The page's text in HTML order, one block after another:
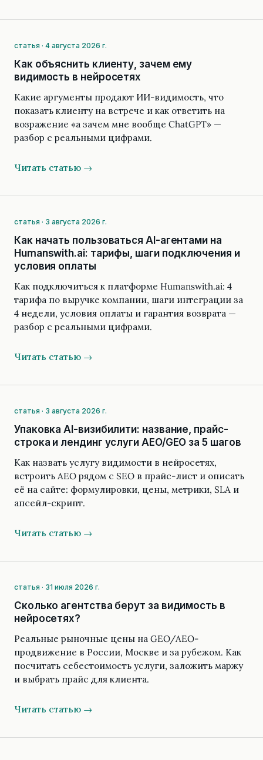
статья · 4 августа 2026 г.
Как объяснить клиенту, зачем ему
видимость в нейросетях
Какие аргументы продают ИИ-видимость, что
показать клиенту на встрече и как ответить на
возражение «а зачем мне вообще ChatGPT» —
разбор с реальными цифрами.
Читать статью →
статья · 3 августа 2026 г.
Как начать пользоваться AI-агентами на
Humanswith.ai: тарифы, шаги подключения и
условия оплаты
Как подключиться к платформе Humanswith.ai: 4
тарифа по выручке компании, шаги интеграции за
4 недели, условия оплаты и гарантия возврата —
разбор с реальными цифрами.
Читать статью →
статья · 3 августа 2026 г.
Упаковка AI-визибилити: название, прайс-
строка и лендинг услуги AEO/GEO за 5 шагов
Как назвать услугу видимости в нейросетях,
встроить AEO рядом с SEO в прайс-лист и описать
её на сайте: формулировки, цены, метрики, SLA и
апсейл-скрипт.
Читать статью →
статья · 31 июля 2026 г.
Сколько агентства берут за видимость в
нейросетях?
Реальные рыночные цены на GEO/AEO-
продвижение в России, Москве и за рубежом. Как
посчитать себестоимость услуги, заложить маржу
и выбрать прайс для клиента.
Читать статью →